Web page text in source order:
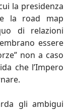
la presidenza
la road map
di relazioni
essere
non a caso
che l’Impero
gli ambigui